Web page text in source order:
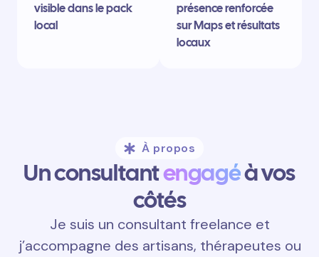
visible dans le pack
local
présence renforcée
sur Maps et résultats
locaux
À propos
Un consultantengagéà vos
côtés
Je suis un consultant freelance et
j’accompagne des artisans, thérapeutes ou